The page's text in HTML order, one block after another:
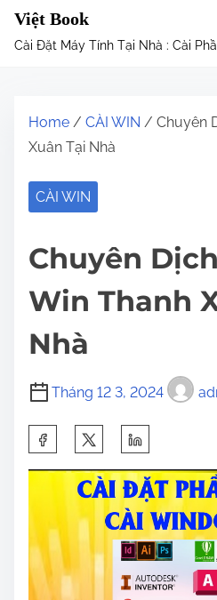
Việt Book
Cài Đặt Máy Tính Tại Nhà : Cài
Home / CÀI WIN / Chuyên
Xuân Tại Nhà
CÀI WIN
Chuyên
Win Thanh
Nhà
Tháng 12 3, 2024
h